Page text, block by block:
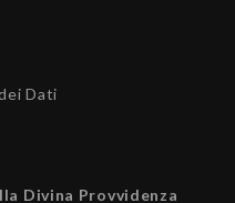
Dati
Divina Provvidenza